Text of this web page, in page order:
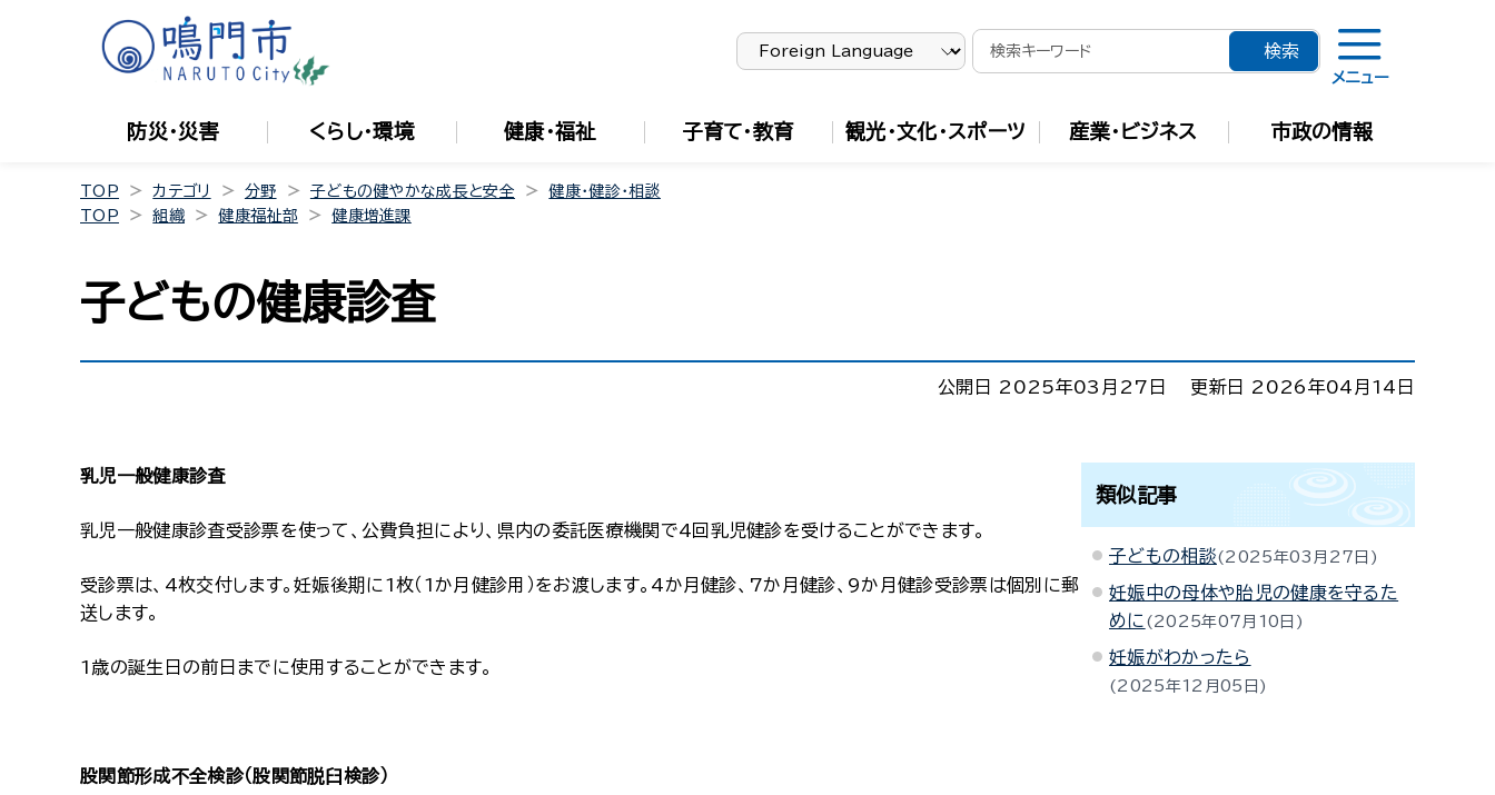
メニュー
防災・災害 くらし・環境 健康・福祉 子育て・教育 観光・文化・スポーツ 産業・ビジネス 市政の情報
TOP カテゴリ 分野 子どもの健やかな成長と安全
健康・健診・相談
TOP
組織 健康福祉部 健康増進課
子どもの健康診査
公開日 2025年03月27日 更新日 2026年04月14日
乳児一般健康診査
乳児一般健康診査受診票を使って、公費負担により、県内の委託医療機関で4回乳児健診を受けることができます。
受診票は、4枚交付します。妊娠後期に1枚（1か月健診用）をお渡します。4か月健診、7か月健診、9か月健診受診票は個別に郵
送します。
1歳の誕生日の前日までに使用することができます。
股関節形成不全検診（股関節脱臼検診）
類似記事
子どもの相談 2025年03月27日
妊娠中の母体や胎児の健康を守るた
めに
2025年07月10日
妊娠がわかったら
2025年12月05日